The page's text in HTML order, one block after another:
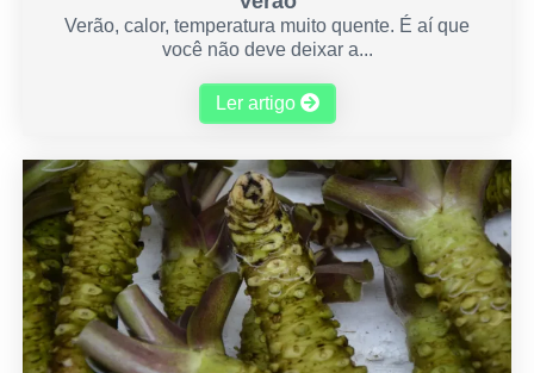
Verão, calor, temperatura muito quente. É aí que
você não deve deixar a...
Ler artigo